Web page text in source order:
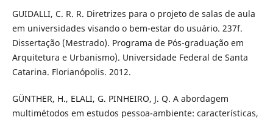
GUIDALLI, C. R. R. Diretrizes para o projeto de salas de aula
em universidades visando o bem-estar do usuário. 237f.
Dissertação (Mestrado). Programa de Pós-graduação em
Arquitetura e Urbanismo). Universidade Federal de Santa
Catarina. Florianópolis. 2012.
GÜNTHER, H., ELALI, G. PINHEIRO, J. Q. A abordagem
multimétodos em estudos pessoa-ambiente: características,